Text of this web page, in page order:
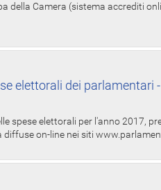
Camera (sistema accrediti
elettorali dei parlamentari
spese elettorali per l'anno 2017,
diffuse on-line nei siti